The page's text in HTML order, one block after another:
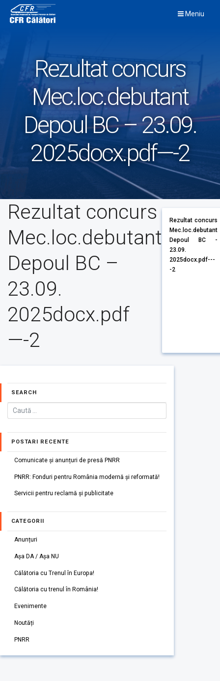
content
Meniu
Rezultat concurs
Mec.loc.debutant
Depoul BC – 23.09.
2025docx.pdf—-2
Rezultat concurs
Mec.loc.debutant
Depoul BC –
23.09.
2025docx.pdf
—-2
Rezultat concurs
Mec.loc.debutant
Depoul BC -
23.09.
2025docx.pdf---
-2
SEARCH
POSTARI RECENTE
Comunicate și anunțuri de presă PNRR
PNRR: Fonduri pentru România modernă și reformată!
Servicii pentru reclamă și publicitate
CATEGORII
Anunțuri
Așa DA / Așa NU
Călătoria cu Trenul în Europa!
Călătoria cu trenul în România!
Evenimente
Noutăți
PNRR